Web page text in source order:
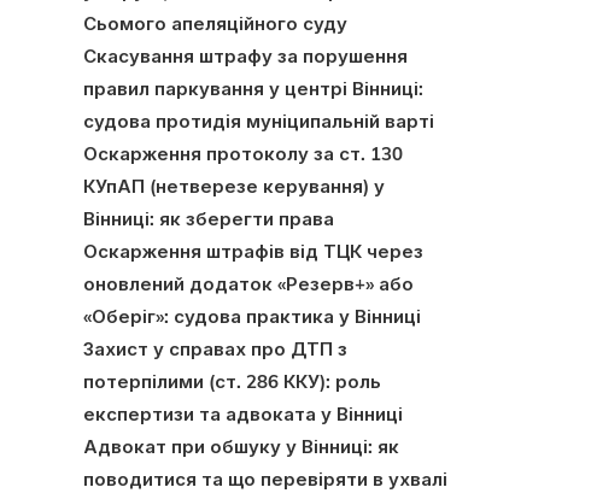
Сьомого апеляційного суду
Скасування штрафу за порушення
правил паркування у центрі Вінниці:
судова протидія муніципальній варті
Оскарження протоколу за ст. 130
КУпАП (нетверезе керування) у
Вінниці: як зберегти права
Оскарження штрафів від ТЦК через
оновлений додаток «Резерв+» або
«Оберіг»: судова практика у Вінниці
Захист у справах про ДТП з
потерпілими (ст. 286 ККУ): роль
експертизи та адвоката у Вінниці
Адвокат при обшуку у Вінниці: як
поводитися та що перевіряти в ухвалі